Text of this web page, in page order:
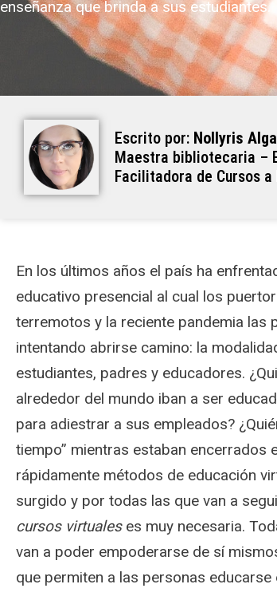
enseñanza que brinda a sus estudiantes.
Escrito por: Nollyris
Maestra bibliotecaria –
Facilitadora de Cursos
En los últimos años el país ha
educativo presencial al cual los
terremotos y la reciente pandemia las
intentando abrirse camino: la
estudiantes, padres y educadores.
alrededor del mundo iban a ser
para adiestrar a sus empleados?
tiempo” mientras estaban encerrados
rápidamente métodos de educación
surgido y por todas las que van a
cursos virtualeses muy necesaria.
van a poder empoderarse de sí
que permiten a las personas